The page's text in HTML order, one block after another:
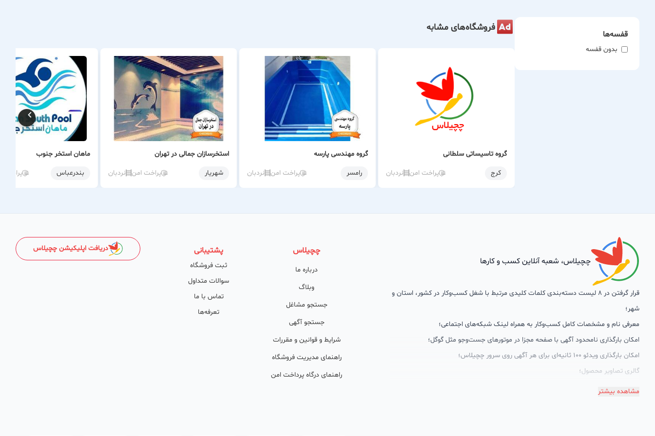
قفسه‌ها
بدون قفسه
فروشگاه‌های مشابه
گروه تاسیساتی سلطانی
کرج پراخت امن نردبان
گروه مهندسی پارسه
رامسر پراخت امن نردبان
استخرسازان جمالی در تهران
شهریار پراخت امن نردبان
ماهان استخر جنوب
بندرعباس پراخت
چچیلاس، شعبه آنلاین کسب و کارها
قرار گرفتن در 8 لیست دسته‌بندی کلمات کلیدی مرتبط با شغل کسب‌وکار در کشور، استان و
شهر؛
معرفی نام و مشخصات کامل کسب‌وکار به همراه لینک شبکه‌های اجتماعی؛
امکان بارگذاری نامحدود آگهی با صفحه مجزا در موتورهای جست‌وجو مثل گوگل؛
امکان بارگذاری ویدئو 100 ثانیه‌ای برای هر آگهی روی سرور چچیلاس؛
گالری تصاویر محصول؛
امکان دسته‌بندی آگهی‌ها
مشاهده بیشتر
چچیلاس
درباره ما
وبلاگ
جستجو مشاغل
جستجو آگهی
شرایط و قوانین و مقررات
راهنمای مدیریت فروشگاه
راهنمای درگاه پرداخت امن
پشتیبانی
ثبت فروشگاه
سوالات متداول
تماس با ما
تعرفه‌ها
دریافت اپلیکیشن چچیلاس